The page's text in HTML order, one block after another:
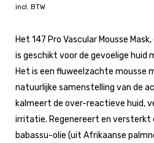
incl. BTW
Het 147 Pro Vascular Mousse
is geschikt voor de gevoelige huid
Het is een fluweelzachte mousse
natuurlijke samenstelling van de
kalmeert de over-reactieve huid,
irritatie. Regenereert en versterkt
babassu-olie (uit Afrikaanse